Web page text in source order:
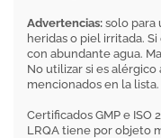
Advertencias: solo para
heridas o piel irritada.
con abundante agua.
No utilizar si es
mencionados en la lista.
Certificados GMP e ISO
LRQA tiene por objeto